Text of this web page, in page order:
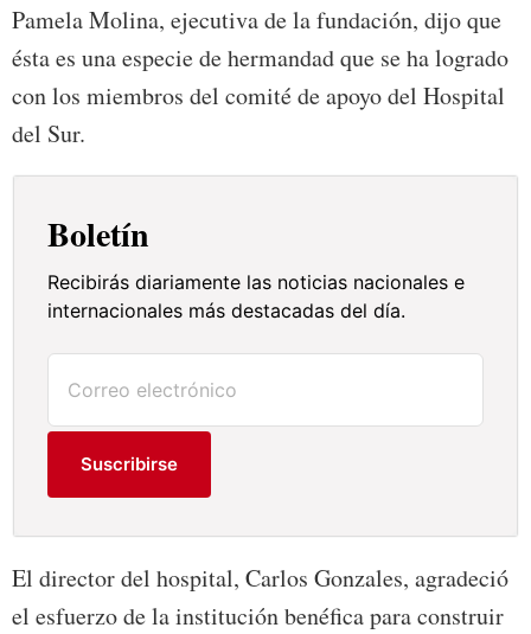
Pamela Molina, ejecutiva de la fundación, dijo que
ésta es una especie de hermandad que se ha logrado
con los miembros del comité de apoyo del Hospital
del Sur.
Boletín
Recibirás diariamente las noticias nacionales e
internacionales más destacadas del día.
Suscribirse
El director del hospital, Carlos Gonzales, agradeció
el esfuerzo de la institución benéfica para construir